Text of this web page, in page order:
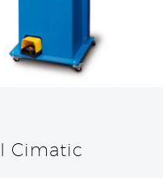
Cimatic